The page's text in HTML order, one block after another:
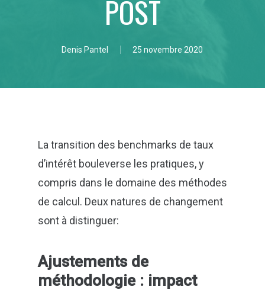
POST
Denis Pantel 25 novembre 2020
La transition des benchmarks de taux
d’intérêt bouleverse les pratiques, y
compris dans le domaine des méthodes
de calcul. Deux natures de changement
sont à distinguer:
Ajustements de
méthodologie : impact